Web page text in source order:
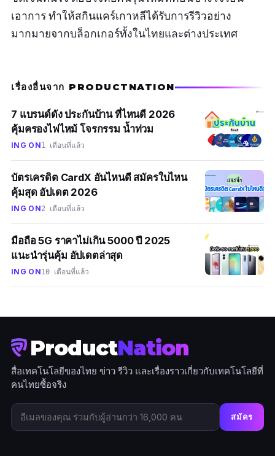
เอาการ ทำให้สกินแคร์เกาหลีได้รับการรีวิวอย่าง
มากมายจากบล็อกเกอร์ทั้งในไทยและต่างประเทศ
เรื่องอื่นจาก PRODUCTNATION
7 แบรนด์ดัง ประกันบ้าน ที่ไหนดี 2026
คุ้มครองไฟไหม้ โจรกรรม น้ำท่วม
ING ON1 เดือนที่แล้ว
บัตรเครดิต CardX อันไหนดี สมัครใบไหน
คุ้มสุด อัปเดต 2026
ING ON2 เดือนที่แล้ว
มือถือ 5G ราคาไม่เกิน 5000 ปี 2025
แนะนำรุ่นคุ้ม อัปเดตล่าสุด
ING ON10 เดือนที่แล้ว
ProductNation
สื่อเทคโนโลยีของไทย ข่าว รีวิว และเรื่องราวเกี่ยวกับเทคโนโลยีที่
คนไทยซื้อจริง
สมัคร